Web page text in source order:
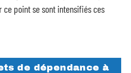
ce point se sont intensifiés ces
de dépendance à